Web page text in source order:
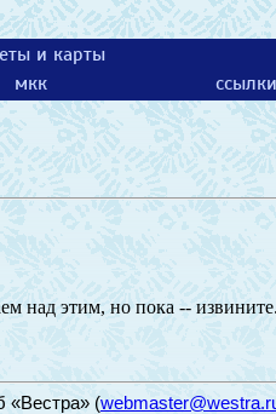
и карты
мкк ссылки
над этим, но пока --
«Вестра» (